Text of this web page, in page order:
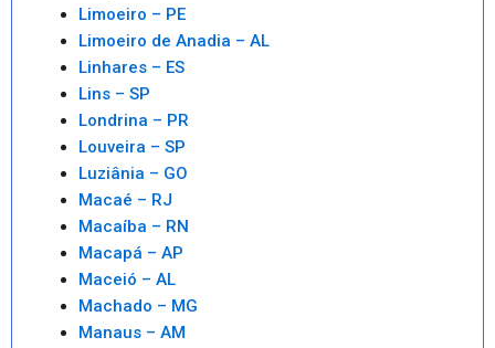
Limoeiro – PE
Limoeiro de Anadia – AL
Linhares – ES
Lins – SP
Londrina – PR
Louveira – SP
Luziânia – GO
Macaé – RJ
Macaíba – RN
Macapá – AP
Maceió – AL
Machado – MG
Manaus – AM